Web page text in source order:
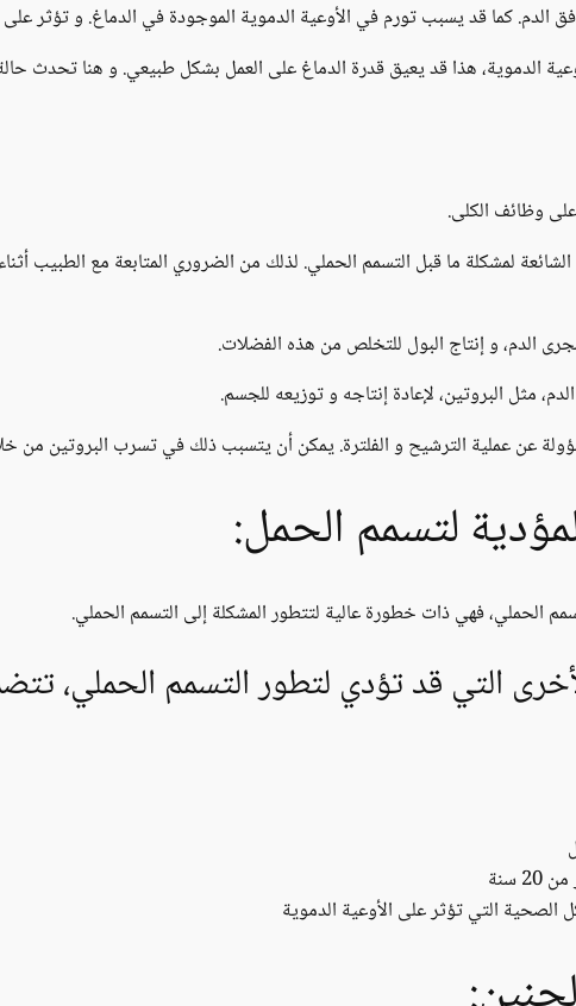
الدم. كما قد يسبب تورم في الأوعية الدموية الموجودة في الدماغ. و تؤثر
الدموية، هذا قد يعيق قدرة الدماغ على العمل بشكل طبيعي. و هنا تحدث
وظائف الكلى.
لمشكلة ما قبل التسمم الحملي. لذلك من الضروري المتابعة مع الطبيب
الدم، و إنتاج البول للتخلص من هذه الفضلات.
مثل البروتين، لإعادة إنتاجه و توزيعه للجسم.
عن عملية الترشيح و الفلترة. يمكن أن يتسبب ذلك في تسرب البروتين من
لتسمم الحمل:
الحملي، فهي ذات خطورة عالية لتتطور المشكلة إلى التسمم الحملي.
التي قد تؤدي لتطور التسمم الحملي،
التي تؤثر على الأوعية الدموية